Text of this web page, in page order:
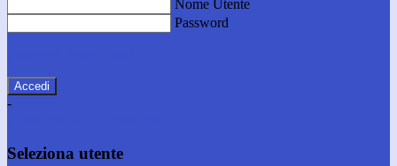
Nome Utente
Password
-
Seleziona utente